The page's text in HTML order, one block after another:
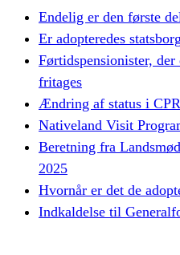
Endelig er den første
Er adopteredes
Førtidspensionister,
fritages
Ændring af status i
Nativeland Visit
Beretning fra
2025
Hvornår er det de
Indkaldelse til